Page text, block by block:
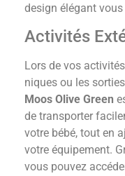
design élégant
Activités
Lors de vos
niques ou les
Moos Olive Green
de transporter
votre bébé, tout en
votre équipement.
vous pouvez